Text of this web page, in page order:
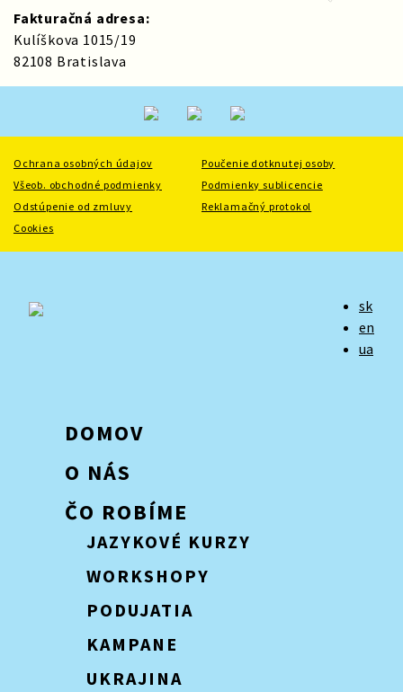
Fakturačná adresa:
Kulíškova 1015/19
82108 Bratislava
Ochrana osobných údajov
Poučenie dotknutej osoby
Všeob. obchodné podmienky
Podmienky sublicencie
Odstúpenie od zmluvy
Reklamačný protokol
Cookies
sk
en
ua
DOMOV
O NÁS
ČO ROBÍME
JAZYKOVÉ KURZY
WORKSHOPY
PODUJATIA
KAMPANE
UKRAJINA